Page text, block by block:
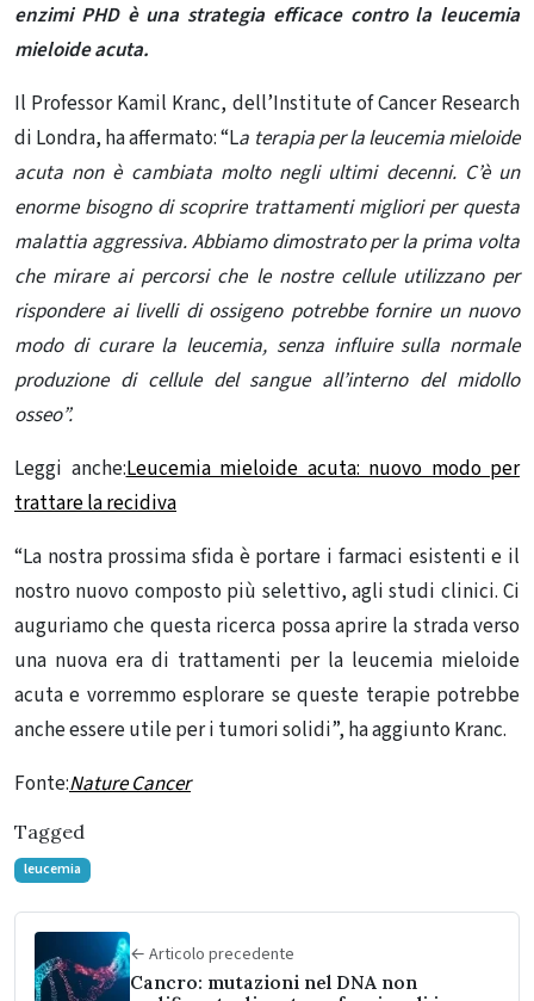
enzimi PHD è una strategia efficace contro la leucemia
mieloide acuta.
Il Professor Kamil Kranc, dell’Institute of Cancer Research
di Londra, ha affermato: “La terapia per la leucemia mieloide
acuta non è cambiata molto negli ultimi decenni. C’è un
enorme bisogno di scoprire trattamenti migliori per questa
malattia aggressiva. Abbiamo dimostrato per la prima volta
che mirare ai percorsi che le nostre cellule utilizzano per
rispondere ai livelli di ossigeno potrebbe fornire un nuovo
modo di curare la leucemia, senza influire sulla normale
produzione di cellule del sangue all’interno del midollo
osseo”.
Leggi anche:Leucemia mieloide acuta: nuovo modo per
trattare la recidiva
“La nostra prossima sfida è portare i farmaci esistenti e il
nostro nuovo composto più selettivo, agli studi clinici. Ci
auguriamo che questa ricerca possa aprire la strada verso
una nuova era di trattamenti per la leucemia mieloide
acuta e vorremmo esplorare se queste terapie potrebbe
anche essere utile per i tumori solidi”, ha aggiunto Kranc.
Fonte:Nature Cancer
Tagged
leucemia
← Articolo precedente
Cancro: mutazioni nel DNA non